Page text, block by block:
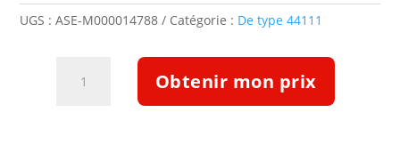
UGS :ASE-M000014788 Catégorie : De type 44111
Obtenir mon prix